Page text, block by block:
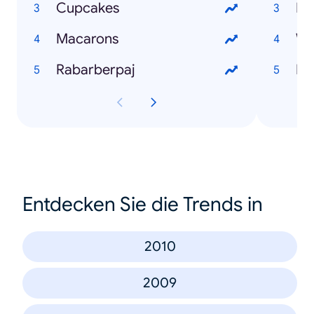
Cupcakes
Macarons
Rabarberpaj
Entdecken Sie die Trends in
2010
2009